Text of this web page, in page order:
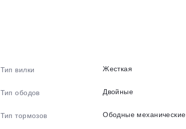
Тип вилки Жесткая
Тип ободов Двойные
Тип тормозов Ободные механические